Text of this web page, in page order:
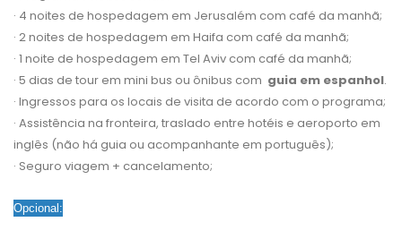
· 4 noites de hospedagem em Jerusalém com café da manhã;
· 2 noites de hospedagem em Haifa com café da manhã;
· 1 noite de hospedagem em Tel Aviv com café da manhã;
· 5 dias de tour em mini bus ou ônibus com guia em espanhol.
· Ingressos para os locais de visita de acordo com o programa;
· Assistência na fronteira, traslado entre hotéis e aeroporto em
inglês (não há guia ou acompanhante em português);
· Seguro viagem + cancelamento;
Opcional: